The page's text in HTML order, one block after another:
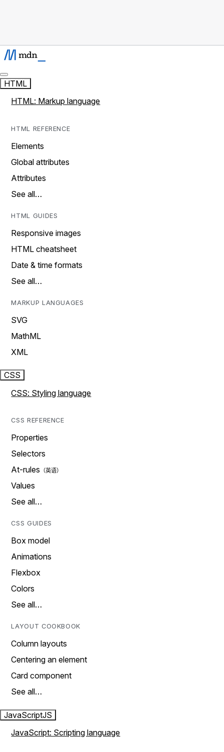
HTML
HTML: Markup language
HTML REFERENCE
Elements
Global attributes
Attributes
See all…
HTML GUIDES
Responsive images
HTML cheatsheet
Date & time formats
See all…
MARKUP LANGUAGES
SVG
MathML
XML
CSS
CSS: Styling language
CSS REFERENCE
Properties
Selectors
At-rules
Values
See all…
CSS GUIDES
Box model
Animations
Flexbox
Colors
See all…
LAYOUT COOKBOOK
Column layouts
Centering an element
Card component
See all…
JavaScriptJS
JavaScript: Scripting language